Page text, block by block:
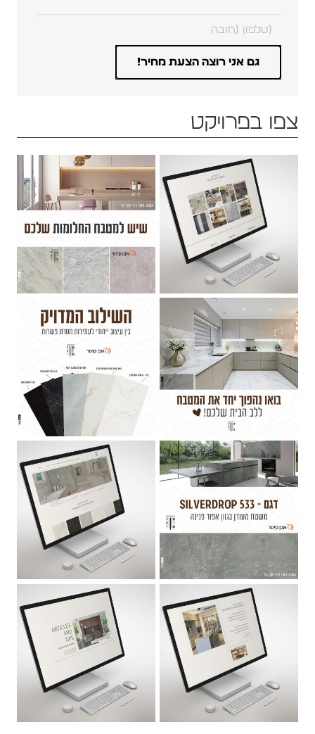
צפו בפרויקט